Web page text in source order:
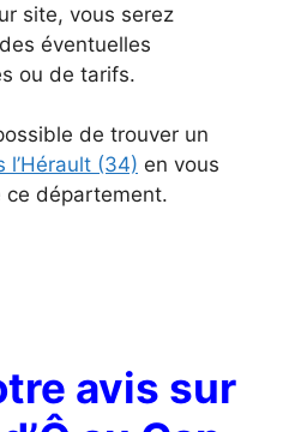
site, vous serez
éventuelles
ou de tarifs.
de trouver un
(34) en vous
ce département.
avis sur